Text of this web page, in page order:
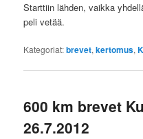
Starttiin lähden, vaikka
peli vetää.
Kategoriat:brevet,kertomus,
600 km brevet
26.7.2012